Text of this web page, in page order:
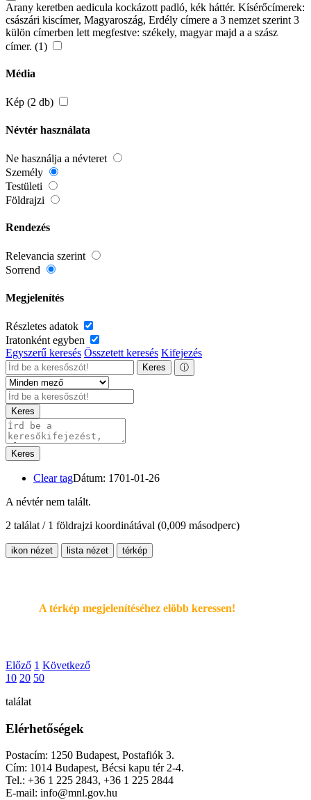
Arany keretben aedicula kockázott padló, kék háttér. Kísérőcímerek:
császári kiscímer, Magyaroszág, Erdély címere a 3 nemzet szerint 3
külön címerben lett megfestve: székely, magyar majd a a szász
címer. (1)
Média
Kép (2 db)
Névtér használata
Ne használja a névteret
Személy
Testületi
Földrajzi
Rendezés
Relevancia szerint
Sorrend
Megjelenítés
Részletes adatok
Iratonként egyben
Egyszerű keresés Összetett keresés Kifejezés
Keres ⓘ
Keres
Keres
Clear tagDátum: 1701-01-26
A névtér nem talált.
2 találat / 1 földrajzi koordinátával (0,009 másodperc)
ikon nézet lista nézet térkép
A térkép megjelenítéséhez elöbb keressen!
Előző 1 Következő
10 20 50
találat
Elérhetőségek
Postacím: 1250 Budapest, Postafiók 3.
Cím: 1014 Budapest, Bécsi kapu tér 2-4.
Tel.: +36 1 225 2843, +36 1 225 2844
E-mail: info@mnl.gov.hu